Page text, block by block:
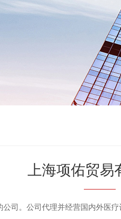
上海项佑贸易
司。公司代理并经营国内外医